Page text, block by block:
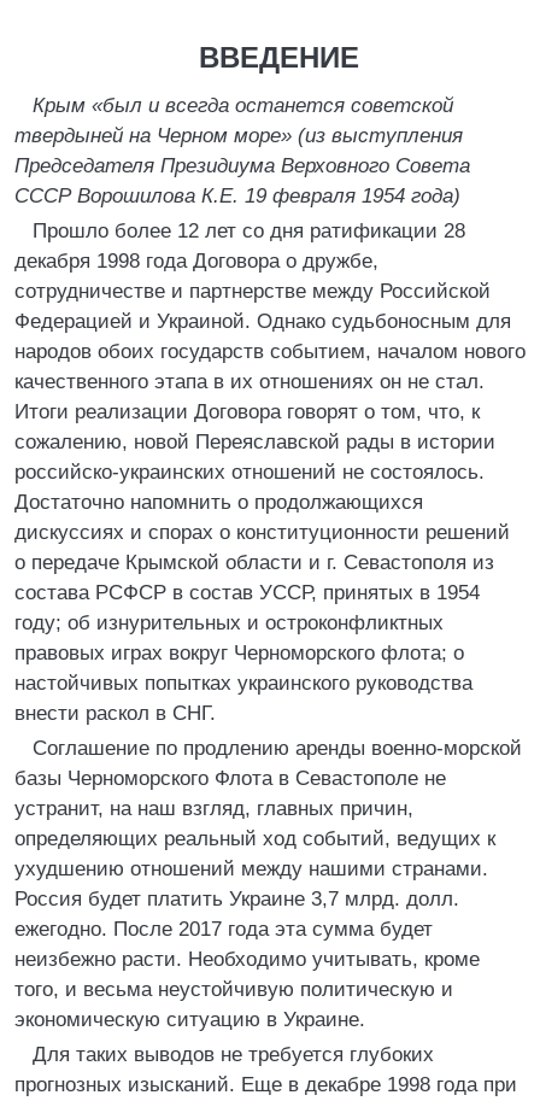
ВВЕДЕНИЕ
Крым «был и всегда останется советской
твердыней на Черном море» (из выступления
Председателя Президиума Верховного Совета
СССР Ворошилова К.Е. 19 февраля 1954 года)
Прошло более 12 лет со дня ратификации 28
декабря 1998 года Договора о дружбе,
сотрудничестве и партнерстве между Российской
Федерацией и Украиной. Однако судьбоносным для
народов обоих государств событием, началом нового
качественного этапа в их отношениях он не стал.
Итоги реализации Договора говорят о том, что, к
сожалению, новой Переяславской рады в истории
российско-украинских отношений не состоялось.
Достаточно напомнить о продолжающихся
дискуссиях и спорах о конституционности решений
о передаче Крымской области и г. Севастополя из
состава РСФСР в состав УССР, принятых в 1954
году; об изнурительных и остроконфликтных
правовых играх вокруг Черноморского флота; о
настойчивых попытках украинского руководства
внести раскол в СНГ.
Соглашение по продлению аренды военно-морской
базы Черноморского Флота в Севастополе не
устранит, на наш взгляд, главных причин,
определяющих реальный ход событий, ведущих к
ухудшению отношений между нашими странами.
Россия будет платить Украине 3,7 млрд. долл.
ежегодно. После 2017 года эта сумма будет
неизбежно расти. Необходимо учитывать, кроме
того, и весьма неустойчивую политическую и
экономическую ситуацию в Украине.
Для таких выводов не требуется глубоких
прогнозных изысканий. Еще в декабре 1998 года при